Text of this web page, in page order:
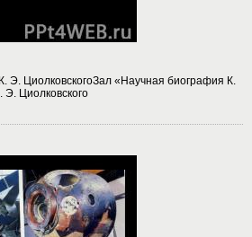
Э. ЦиолковскогоЗал «Научная биография К.
Э. Циолковского